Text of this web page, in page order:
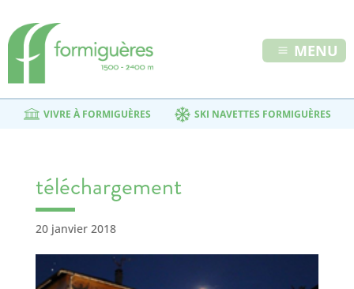
MENU
VIVRE À FORMIGUÈRES SKI NAVETTES FORMIGUÈRES
téléchargement
20 janvier 2018